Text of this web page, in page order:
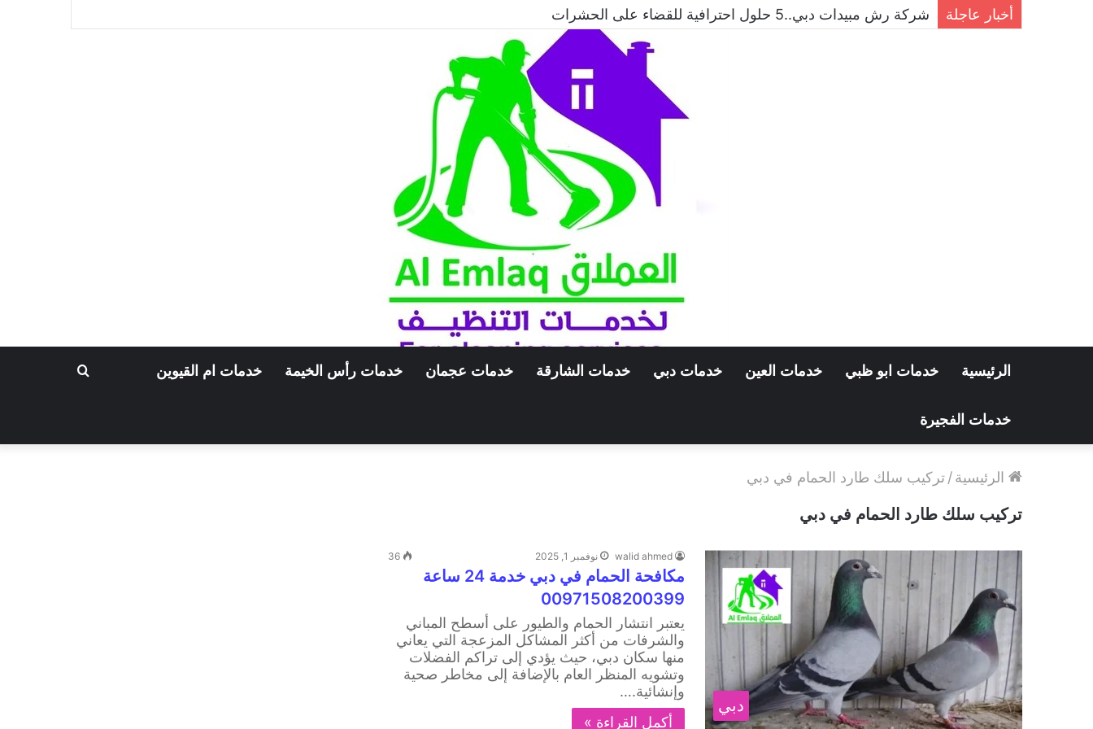
أخبار عاجلة شركة رش مبيدات دبي..5 حلول احترافية للقضاء على الحشرات
الرئيسية خدمات ابو ظبي خدمات العين خدمات دبي خدمات الشارقة خدمات عجمان خدمات رأس الخيمة خدمات ام القيوين
خدمات الفجيرة
بحث
الرئيسية/تركيب سلك طارد الحمام في دبي
تركيب سلك طارد الحمام في دبي
دبي
walid ahmed نوفمبر 1, 2025 36
مكافحة الحمام في دبي خدمة 24 ساعة
00971508200399
يعتبر انتشار الحمام والطيور على أسطح المباني
والشرفات من أكثر المشاكل المزعجة التي يعاني
منها سكان دبي، حيث يؤدي إلى تراكم الفضلات
وتشويه المنظر العام بالإضافة إلى مخاطر صحية
وإنشائية.…
أكمل القراءة »